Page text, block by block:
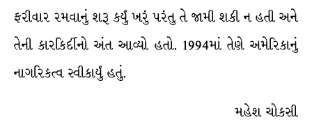
ફરીવાર રમવાનું શરૂ કર્યું ખરું પરંતુ તે જામી શકી ન હતી અને
તેની કારકિર્દીનો અંત આવ્યો હતો. 1994માં તેણે અમેરિકાનું
નાગરિકત્વ સ્વીકાર્યું હતું.
મહેશ ચોકસી